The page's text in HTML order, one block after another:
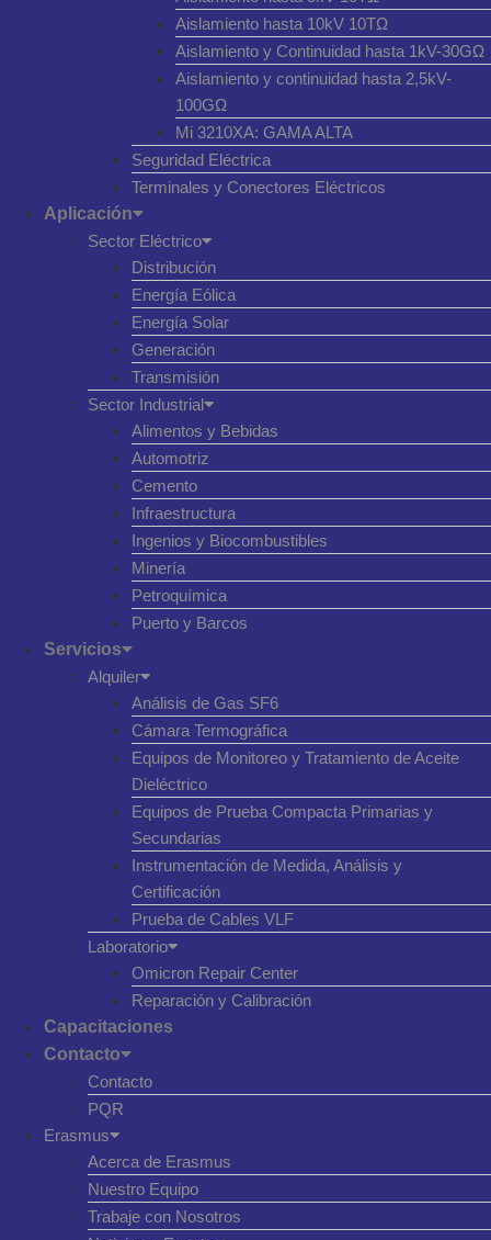
Aislamiento hasta 10kV 10TΩ
Aislamiento y Continuidad hasta 1kV-30GΩ
Aislamiento y continuidad hasta 2,5kV-
100GΩ
Mi 3210XA: GAMA ALTA
Seguridad Eléctrica
Terminales y Conectores Eléctricos
Aplicación
Sector Eléctrico
Distribución
Energía Eólica
Energía Solar
Generación
Transmisión
Sector Industrial
Alimentos y Bebidas
Automotriz
Cemento
Infraestructura
Ingenios y Biocombustibles
Minería
Petroquímica
Puerto y Barcos
Servicios
Alquiler
Análisis de Gas SF6
Cámara Termográfica
Equipos de Monitoreo y Tratamiento de Aceite
Dieléctrico
Equipos de Prueba Compacta Primarias y
Secundarias
Instrumentación de Medida, Análisis y
Certificación
Prueba de Cables VLF
Laboratorio
Omicron Repair Center
Reparación y Calibración
Capacitaciones
Contacto
Contacto
PQR
Erasmus
Acerca de Erasmus
Nuestro Equipo
Trabaje con Nosotros